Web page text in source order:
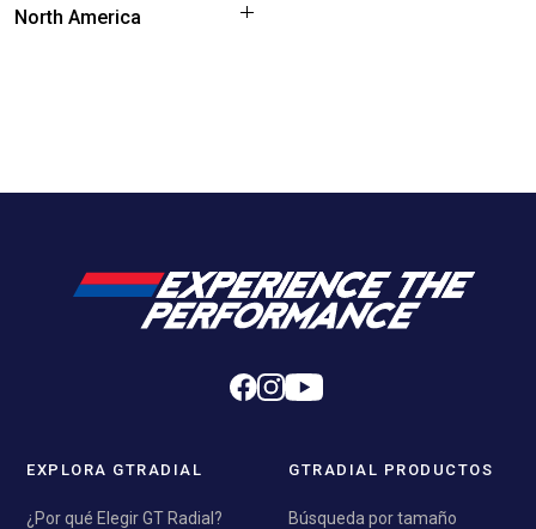
North America
EXPLORA GTRADIAL
¿Por qué Elegir GT Radial?
GTRADIAL PRODUCTOS
Búsqueda por tamaño